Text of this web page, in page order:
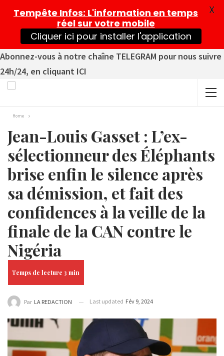
Abonnez-vous à notre chaîne TELEGRAM pour nous suivre
24h/24, en cliquant ICI
Home
Jean-Louis Gasset : L’ex-
sélectionneur des Éléphants
brise enfin le silence après
sa démission, et fait des
confidences à la veille de la
finale de la CAN contre le
Nigéria
Par LA REDACTION Last updated Fév 9, 2024
Tempête Infos: L'information en temps
réel sur votre mobile
Cliquer ici pour installer l'application
X